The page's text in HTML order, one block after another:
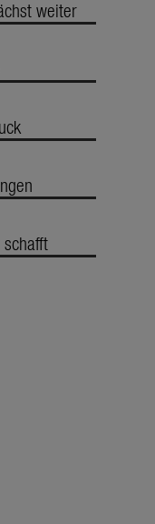
weiter